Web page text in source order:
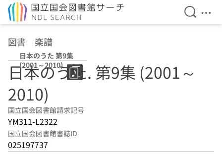
検索を
メ
図書 楽譜
日本のうた 第9集
(2001～2010)
日本のうた. 第9集 (2001～
2010)
国立国会図書館請求記号
YM311-L2322
国立国会図書館書誌ID
025197737